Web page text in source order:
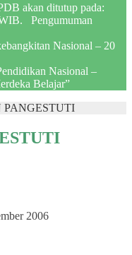
akan ditutup pada:
Pengumuman
Nasional – 20
Nasional –
Belajar”
2006